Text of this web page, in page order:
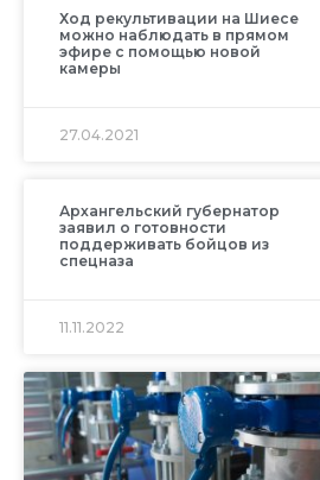
Ход рекультивации на Шиесе
можно наблюдать в прямом
эфире с помощью новой
камеры
27.04.2021
Архангельский губернатор
заявил о готовности
поддерживать бойцов из
спецназа
11.11.2022